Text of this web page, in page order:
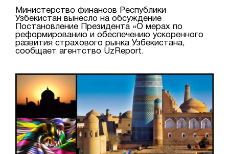
Министерство финансов Республики
Узбекистан вынесло на обсуждение
Постановление Президента «О мерах по
реформированию и обеспечению ускоренного
развития страхового рынка Узбекистана,
сообщает агентство UzReport.